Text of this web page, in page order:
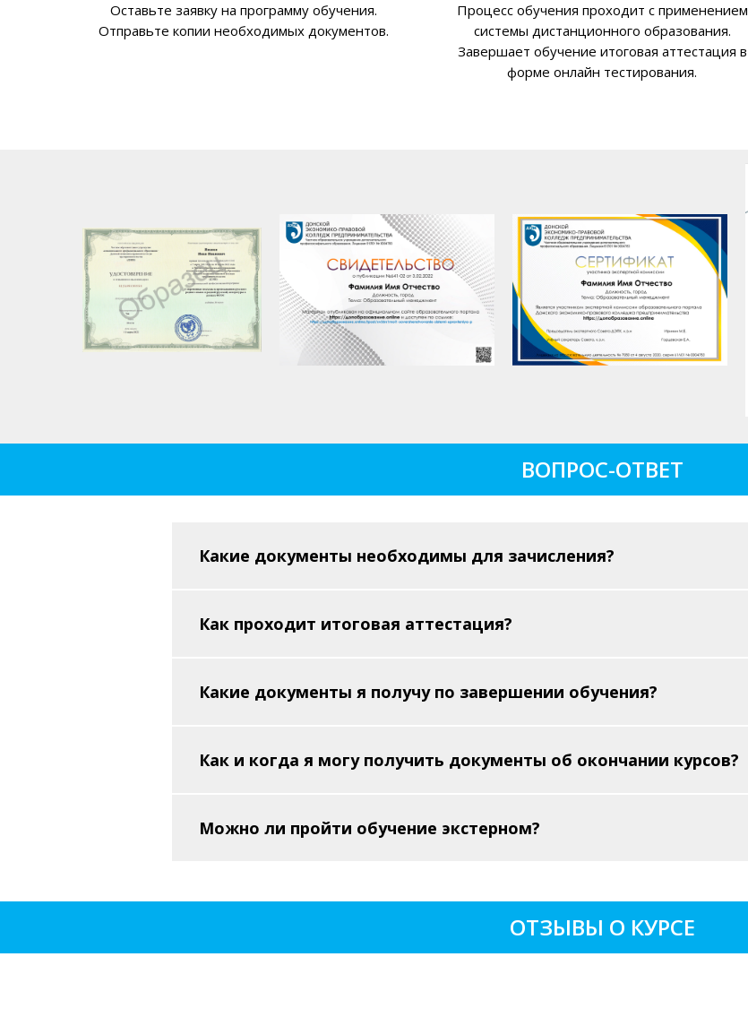
Оставьте заявку на программу обучения.
Отправьте копии необходимых документов.
Процесс обучения проходит с применением
системы дистанционного образования.
Завершает обучение итоговая аттестация в
форме онлайн тестирования.
ВОПРОС-ОТВЕТ
Какие документы необходимы для зачисления?
Как проходит итоговая аттестация?
Какие документы я получу по завершении обучения?
Как и когда я могу получить документы об окончании курсов?
Можно ли пройти обучение экстерном?
ОТЗЫВЫ О КУРСЕ